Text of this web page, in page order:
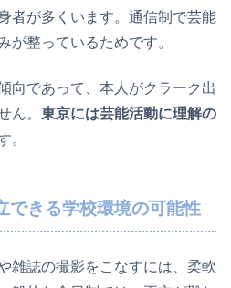
者が多くいます。通信制で芸能
が整っているためです。
向であって、本人がクラーク出
ん。 東京には芸能活動に理解の
。
できる学校環境の可能性
雑誌の撮影をこなすには、柔軟